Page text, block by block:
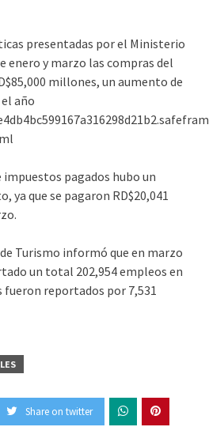
presentadas por el Ministerio
enero y marzo las compras del
millones, un aumento de
año
pagados hubo un
ya que se pagaron RD$20,041
Turismo informó que en marzo
un total 202,954 empleos en
reportados por 7,531
Share on twitter